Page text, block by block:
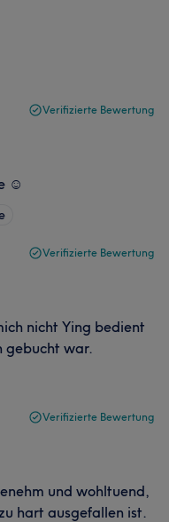
Verifizierte Bewertung
☺️
Verifizierte Bewertung
nicht Ying bedient
gebucht war.
Verifizierte Bewertung
und wohltuend,
hart ausgefallen ist.